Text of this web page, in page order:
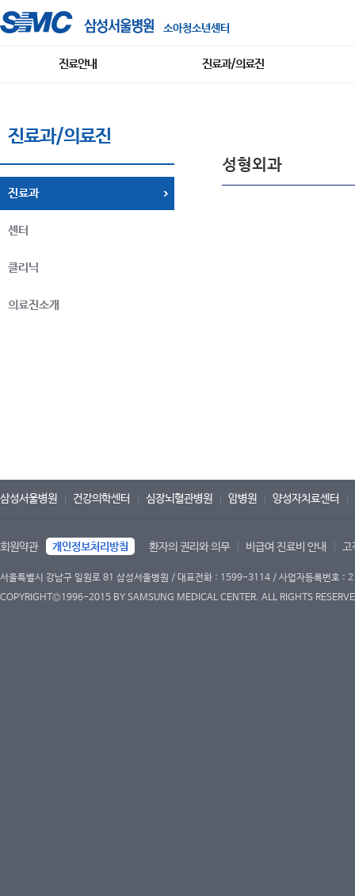
소아청소년센터
진료안내 진료과/의료진
진료과/의료진
진료과
센터
클리닉
의료진소개
성형외과
삼성서울병원 건강의학센터 심장뇌혈관병원 암병원 양성자치료센터
회원약관 개인정보처리방침 환자의 권리와 의무 비급여 진료비 안내 고
서울특별시 강남구 일원로 81 삼성서울병원 / 대표전화 : 1599-3114 / 사업자등록번호
COPYRIGHT©1996-2015 BY SAMSUNG MEDICAL CENTER. ALL RIGHTS